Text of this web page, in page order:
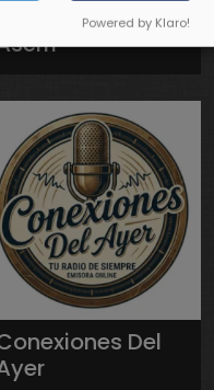
Conexión Radio
Del
Powered by Klaro!